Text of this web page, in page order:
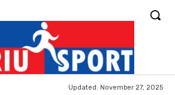
Updated: November 27, 2025